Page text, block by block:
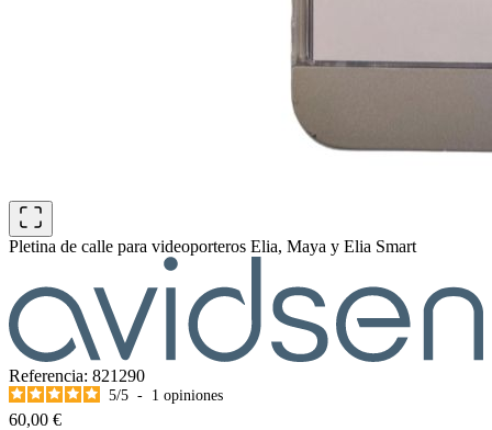
Pletina de calle para videoporteros Elia, Maya y Elia Smart
Referencia: 821290
5/5 - 1 opiniones
60,00 €